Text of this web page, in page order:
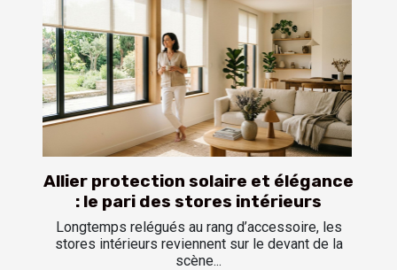
Allier protection solaire et élégance
: le pari des stores intérieurs
Longtemps relégués au rang d’accessoire, les
stores intérieurs reviennent sur le devant de la
scène...